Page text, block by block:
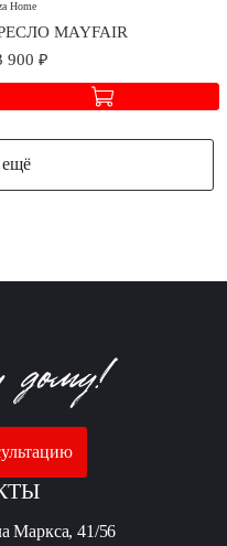
Home
MAYFAIR
900 ₽
ещё
Маркса, 41/56